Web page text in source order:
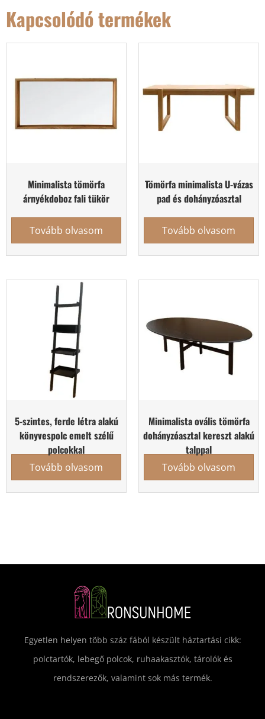
Kapcsolódó termékek
Minimalista tömörfa
árnyékdoboz fali tükör
Tovább olvasom
Tömörfa minimalista U-vázas
pad és dohányzóasztal
Tovább olvasom
5-szintes, ferde létra alakú
könyvespolc emelt szélű
polcokkal
Tovább olvasom
Minimalista ovális tömörfa
dohányzóasztal kereszt alakú
talppal
Tovább olvasom
Egyetlen helyen több száz fából készült háztartási cikk:
polctartók, lebegő polcok, ruhaakasztók, tárolók és
rendszerezők, valamint sok más termék.